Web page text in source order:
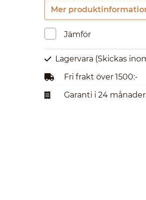
Mer
Jämför
Lagervara (Skickas
Fri frakt över 1500:-
Garanti i 24 månader